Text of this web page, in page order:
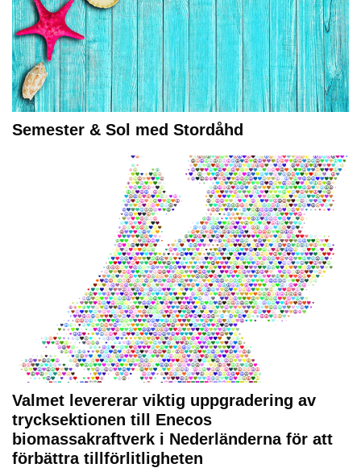
Semester & Sol med Stordåhd
Valmet levererar viktig uppgradering av
trycksektionen till Enecos
biomassakraftverk i Nederländerna för att
förbättra tillförlitligheten